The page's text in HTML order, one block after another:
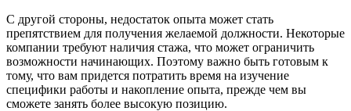
С другой стороны, недостаток опыта может стать
препятствием для получения желаемой должности. Некоторые
компании требуют наличия стажа, что может ограничить
возможности начинающих. Поэтому важно быть готовым к
тому, что вам придется потратить время на изучение
специфики работы и накопление опыта, прежде чем вы
сможете занять более высокую позицию.